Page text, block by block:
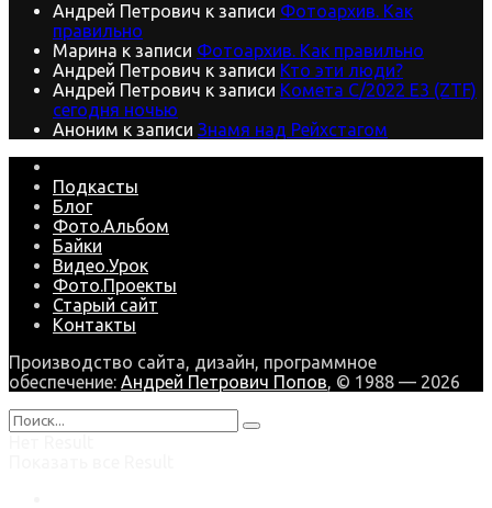
Андрей Петрович к записи Фотоархив. Как
правильно
Марина к записи Фотоархив. Как правильно
Андрей Петрович к записи Кто эти люди?
Андрей Петрович к записи Комета C/2022 E3 (ZTF)
сегодня ночью
Аноним к записи Знамя над Рейхстагом
Подкасты
Блог
Фото.Альбом
Байки
Видео.Урок
Фото.Проекты
Старый сайт
Контакты
Производство сайта, дизайн, программное
обеспечение: Андрей Петрович Попов, © 1988 — 2026